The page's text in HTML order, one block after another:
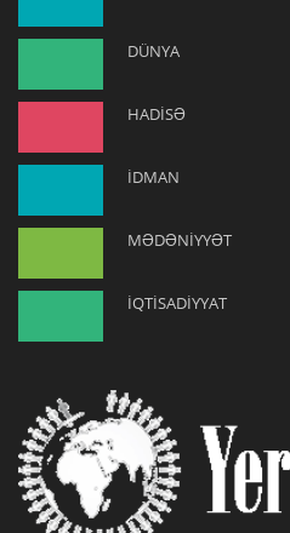
DÜNYA
HADİSƏ
İDMAN
MƏDƏNİYYƏT
İQTİSADİYYAT